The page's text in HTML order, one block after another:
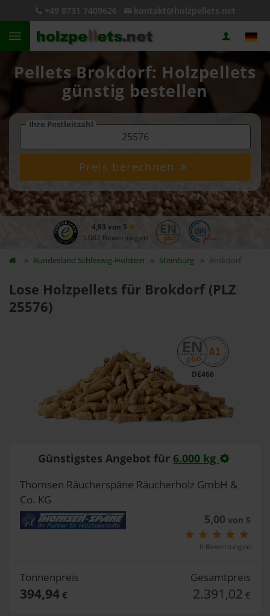
+49 8731 7409626 kontakt@holzpellets.net
Pellets Brokdorf: Holzpellets
günstig bestellen
Ihre Postleitzahl
Preis berechnen
4,93 von 5
5.082 Bewertungen
Bundesland Schleswig-Holstein Steinburg Brokdorf
Lose Holzpellets für Brokdorf (PLZ
25576)
DE466
Günstigstes Angebot für 6.000 kg
Thomsen Räucherspäne Räucherholz GmbH &
Co. KG
5,00 von 5
6 Bewertungen
Tonnenpreis
394,94€
Gesamtpreis
2.391,02 €